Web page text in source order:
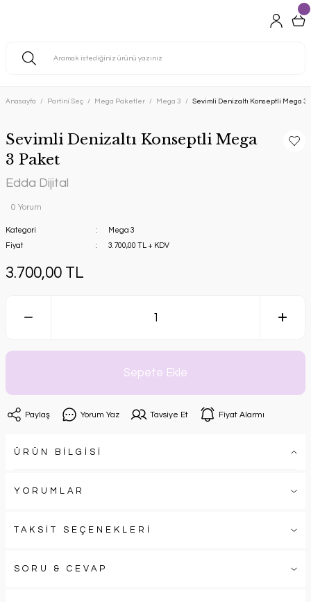
Anasayfa Partini Seç Mega Paketler Mega 3 Sevimli Denizaltı Konseptli Mega 3
Sevimli Denizaltı Konseptli Mega
3 Paket
Edda Dijital
0 Yorum
Kategori
Mega 3
Fiyat
3.700,00 TL + KDV
3.700,00 TL
Sepete Ekle
Paylaş Yorum Yaz Tavsiye Et Fiyat Alarmı
ÜRÜN BİLGİSİ
YORUMLAR
TAKSİT SEÇENEKLERİ
SORU & CEVAP